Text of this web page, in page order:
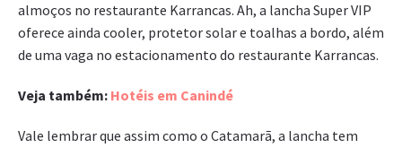
almoços no restaurante Karrancas. Ah, a lancha Super VIP
oferece ainda cooler, protetor solar e toalhas a bordo, além
de uma vaga no estacionamento do restaurante Karrancas.
Veja também: Hotéis em Canindé
Vale lembrar que assim como o Catamarã, a lancha tem